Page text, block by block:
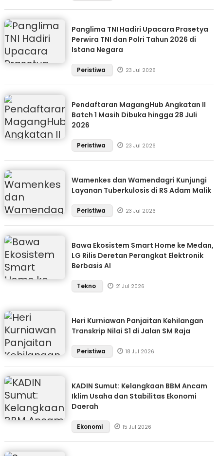
Panglima TNI Hadiri Upacara Prasetya
Perwira TNI dan Polri Tahun 2026 di
Istana Negara
Peristiwa 23 Jul 2026
Pendaftaran MagangHub Angkatan II
Batch 1 Masih Dibuka hingga 28 Juli
2026
Peristiwa 23 Jul 2026
Wamenkes dan Wamendagri Kunjungi
Layanan Tuberkulosis di RS Adam Malik
Peristiwa 23 Jul 2026
Bawa Ekosistem Smart Home ke Medan,
LG Rilis Deretan Perangkat Elektronik
Berbasis AI
Tekno 21 Jul 2026
Heri Kurniawan Panjaitan Kehilangan
Transkrip Nilai S1 di Jalan SM Raja
Peristiwa 18 Jul 2026
KADIN Sumut: Kelangkaan BBM Ancam
Iklim Usaha dan Stabilitas Ekonomi
Daerah
Ekonomi 15 Jul 2026